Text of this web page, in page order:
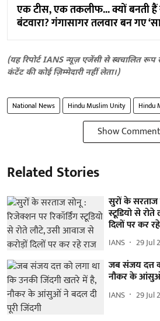
एक टीस, एक तकलीफ... क्यों बनती हैं
बंटवारा? गंगासागर तलवार बन गए
(यह रिपोर्ट IANS न्यूज़ एजेंसी से स्वचालित रूप
कंटेंट की कोई ज़िम्मेदारी नहीं लेता।)
National News Hindu Muslim Unity Hindu
Show
Related Stories
सुरों के सरताज
स्टूडियो से
दिलों पर कर
IANS 29 Jul
जब संजय दत्त
नौकर के आंसुओं
IANS 29 Jul